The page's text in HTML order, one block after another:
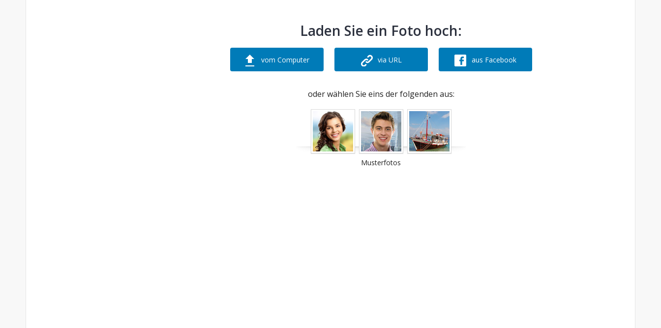
Laden Sie ein Foto hoch:
vom Computer via URL aus Facebook
oder wählen Sie eins der folgenden aus:
Musterfotos